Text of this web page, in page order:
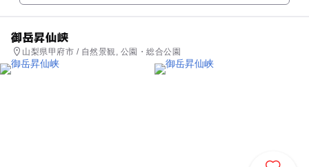
御岳昇仙峡
山梨県甲府市 / 自然景観, 公園・総合公園